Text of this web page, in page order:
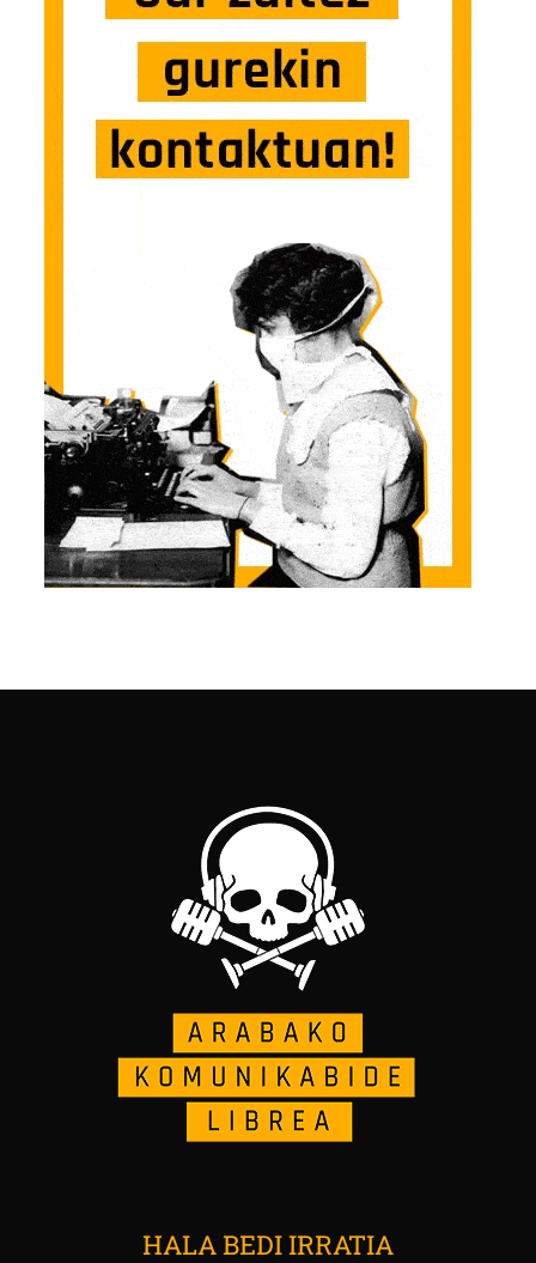
HALA BEDI IRRATIA